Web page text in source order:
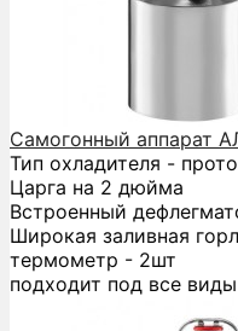
Самогонный аппарат
Тип охладителя -
Царга на 2 дюйма
Встроенный
Широкая заливная
термометр - 2шт
подходит под все